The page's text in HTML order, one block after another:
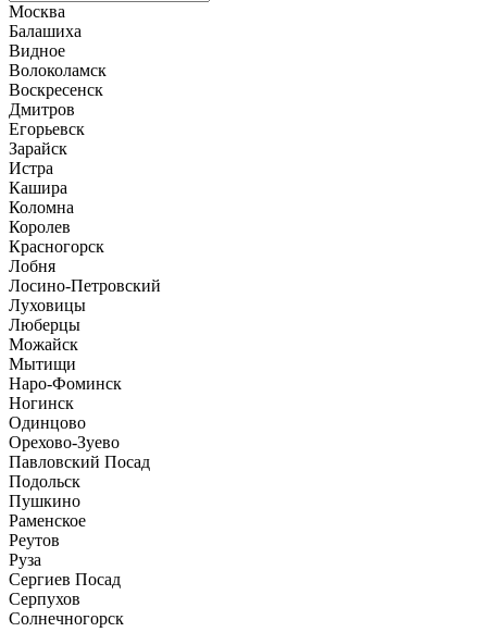
Москва
Балашиха
Видное
Волоколамск
Воскресенск
Дмитров
Егорьевск
Зарайск
Истра
Кашира
Коломна
Королев
Красногорск
Лобня
Лосино-Петровский
Луховицы
Люберцы
Можайск
Мытищи
Наро-Фоминск
Ногинск
Одинцово
Орехово-Зуево
Павловский Посад
Подольск
Пушкино
Раменское
Реутов
Руза
Сергиев Посад
Серпухов
Солнечногорск